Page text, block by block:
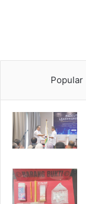
Popular